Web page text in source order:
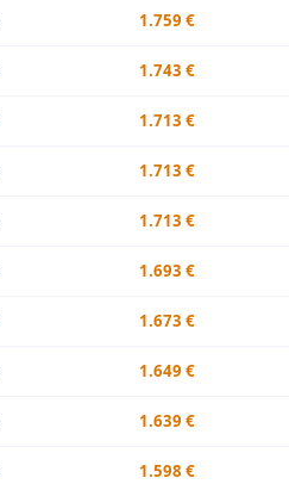
1.759 €
1.743 €
1.713 €
1.713 €
1.713 €
1.693 €
1.673 €
1.649 €
1.639 €
1.598 €